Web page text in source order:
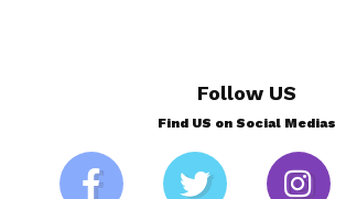
Follow US
Find US on Social Medias